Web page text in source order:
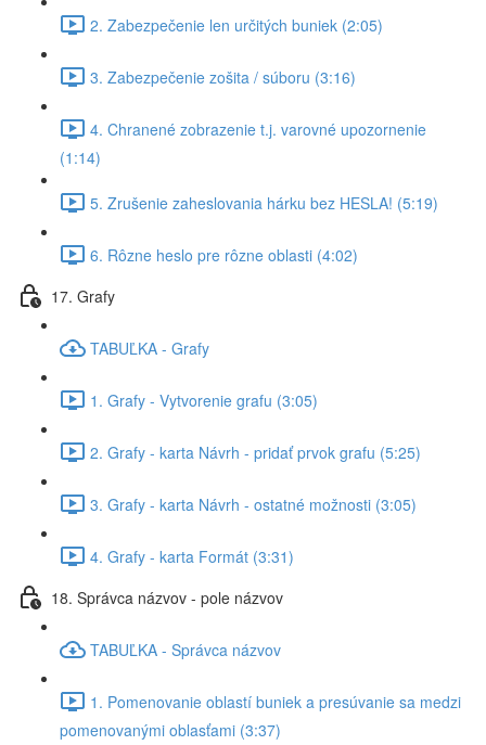
2. Zabezpečenie len určitých buniek (2:05)
3. Zabezpečenie zošita / súboru (3:16)
4. Chranené zobrazenie t.j. varovné upozornenie
(1:14)
5. Zrušenie zaheslovania hárku bez HESLA! (5:19)
6. Rôzne heslo pre rôzne oblasti (4:02)
17. Grafy
TABUĽKA - Grafy
1. Grafy - Vytvorenie grafu (3:05)
2. Grafy - karta Návrh - pridať prvok grafu (5:25)
3. Grafy - karta Návrh - ostatné možnosti (3:05)
4. Grafy - karta Formát (3:31)
18. Správca názvov - pole názvov
TABUĽKA - Správca názvov
1. Pomenovanie oblastí buniek a presúvanie sa medzi
pomenovanými oblasťami (3:37)